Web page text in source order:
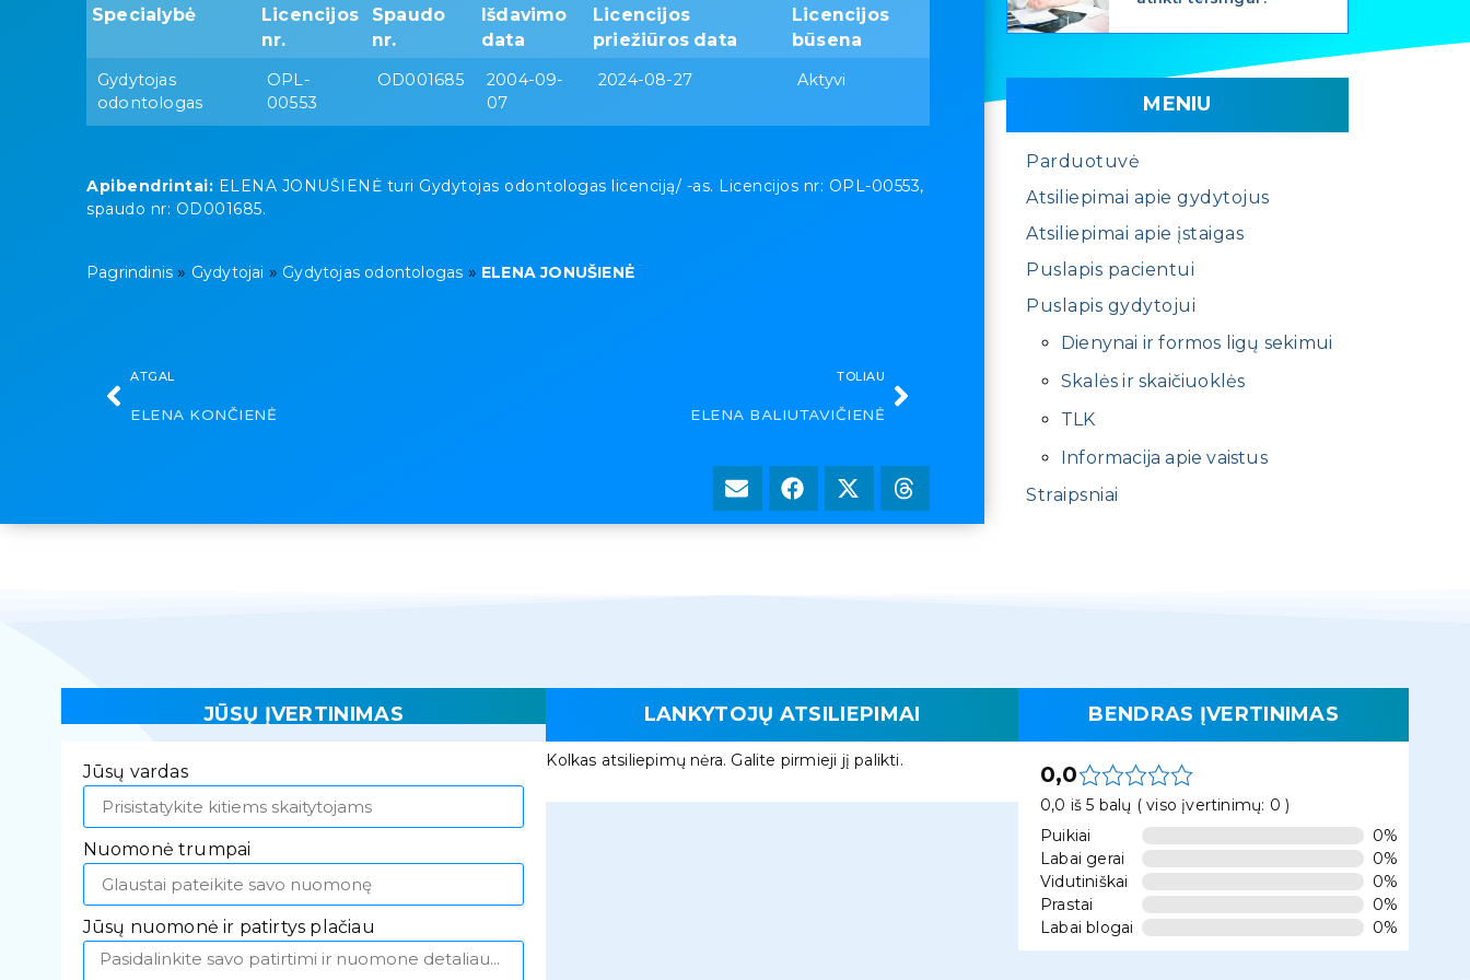
Specialybė
Licencijos
nr.
Spaudo
nr.
Išdavimo
data
Licencijos
priežiūros data
Licencijos
būsena
Gydytojas
odontologas
OPL-
00553
OD001685
2004-09-
07
2024-08-27 Aktyvi
Apibendrintai: ELENA JONUŠIENĖ turi Gydytojas odontologas licenciją/ -as. Licencijos nr: OPL-00553,
spaudo nr: OD001685.
Pagrindinis » Gydytojai » Gydytojas odontologas » ELENA JONUŠIENĖ
ATGAL
ELENA KONČIENĖ
TOLIAU
ELENA BALIUTAVIČIENĖ
MENIU
Parduotuvė
Atsiliepimai apie gydytojus
Atsiliepimai apie įstaigas
Puslapis pacientui
Puslapis gydytojui
Dienynai ir formos ligų sekimui
Skalės ir skaičiuoklės
TLK
Informacija apie vaistus
Straipsniai
JŪSŲ ĮVERTINIMAS
Jūsų vardas
Nuomonė trumpai
Jūsų nuomonė ir patirtys plačiau
LANKYTOJŲ ATSILIEPIMAI
Kolkas atsiliepimų nėra. Galite pirmieji jį palikti.
BENDRAS ĮVERTINIMAS
0,0
0,0 iš 5 balų ( viso įvertinimų: 0 )
Puikiai
0%
Labai gerai
0%
Vidutiniškai
0%
Prastai
0%
Labai blogai
0%